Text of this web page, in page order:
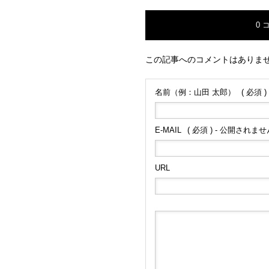
0
この記事へのコメントはありま
名前（例：山田 太郎） ( 必須 )
E-MAIL ( 必須 ) - 公開されませ
URL